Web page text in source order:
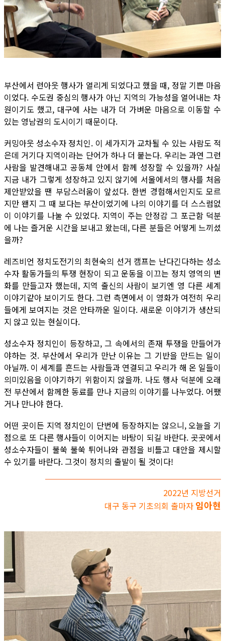
부산에서 런아웃 행사가 열리게 되었다고 했을 때, 정말 기쁜 마음
이었다. 수도권 중심의 행사가 아닌 지역의 가능성을 열어내는 차
원이기도 했고, 대구에 사는 내가 더 가벼운 마음으로 이동할 수
있는 영남권의 도시이기 때문이다.
커밍아웃 성소수자 정치인. 이 세가지가 교차될 수 있는 사람도 적
은데 거기다 지역이라는 단어가 하나 더 붙는다. 우리는 과연 그런
사람을 발견해내고 공동체 안에서 함께 성장할 수 있을까? 사실
지금 내가 그렇게 성장하고 있지 않기에 서울에서의 행사를 처음
제안받았을 땐 부담스러움이 앞섰다. 한번 경험해서인지도 모르
지만 왠지 그 때 보다는 부산이었기에 나의 이야기를 더 스스럼없
이 이야기를 나눌 수 있었다. 지역이 주는 안정감 그 포근함 덕분
에 나는 즐거운 시간을 보내고 왔는데, 다른 분들은 어떻게 느끼셨
을까?
레즈비언 정치도전기의 최현숙의 선거 캠프는 난다긴다하는 성소
수자 활동가들의 투쟁 현장이 되고 운동을 이끄는 정치 영역의 변
화를 만들고자 했는데, 지역 출신의 사람이 보기엔 영 다른 세계
이야기같아 보이기도 한다. 그런 측면에서 이 영화가 여전히 우리
들에게 보여지는 것은 안타까운 일이다. 새로운 이야기가 생산되
지 않고 있는 현실이다.
성소수자 정치인이 등장하고, 그 속에서의 존재 투쟁을 만들어가
야하는 것. 부산에서 우리가 만난 이유는 그 기반을 만드는 일이
아닐까. 이 세계를 흔드는 사람들과 연결되고 우리가 해 온 일들이
의미있음을 이야기하기 위함이지 않을까. 나도 행사 덕분에 오래
전 부산에서 함께한 동료를 만나 지금의 이야기를 나누었다. 어쨌
거나 만나야 한다.
어떤 곳이든 지역 정치인이 단번에 등장하지는 않으니, 오늘을 기
점으로 또 다른 행사들이 이어지는 바탕이 되길 바란다. 곳곳에서
성소수자들이 불쑥 불쑥 튀어나와 관점을 비틀고 대안을 제시할
수 있기를 바란다. 그것이 정치의 출발이 될 것이다!
2022년 지방선거
대구 동구 기초의회 출마자 임아현